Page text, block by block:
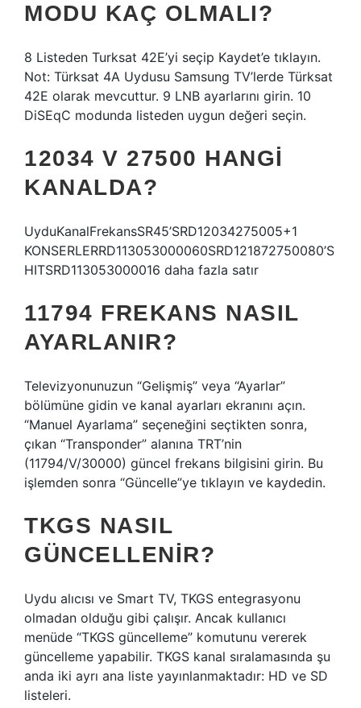
MODU KAÇ OLMALI?
8 Listeden Turksat 42E’yi seçip Kaydet’e tıklayın.
Not: Türksat 4A Uydusu Samsung TV’lerde Türksat
42E olarak mevcuttur. 9 LNB ayarlarını girin. 10
DiSEqC modunda listeden uygun değeri seçin.
12034 V 27500 HANGI
KANALDA?
UyduKanalFrekansSR45’SRD12034275005+1
KONSERLERRD113053000060SRD121872750080’S
HITSRD113053000016 daha fazla satır
11794 FREKANS NASIL
AYARLANIR?
Televizyonunuzun “Gelişmiş” veya “Ayarlar”
bölümüne gidin ve kanal ayarları ekranını açın.
“Manuel Ayarlama” seçeneğini seçtikten sonra,
çıkan “Transponder” alanına TRT’nin
(11794/V/30000) güncel frekans bilgisini girin. Bu
işlemden sonra “Güncelle”ye tıklayın ve kaydedin.
TKGS NASIL
GÜNCELLENIR?
Uydu alıcısı ve Smart TV, TKGS entegrasyonu
olmadan olduğu gibi çalışır. Ancak kullanıcı
menüde “TKGS güncelleme” komutunu vererek
güncelleme yapabilir. TKGS kanal sıralamasında şu
anda iki ayrı ana liste yayınlanmaktadır: HD ve SD
listeleri.